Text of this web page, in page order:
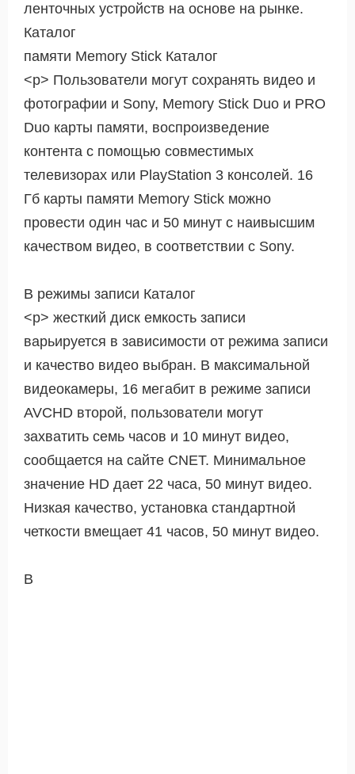
ленточных устройств на основе на рынке.
Каталог
памяти Memory Stick Каталог
<р> Пользователи могут сохранять видео и
фотографии и Sony, Memory Stick Duo и PRO
Duo карты памяти, воспроизведение
контента с помощью совместимых
телевизорах или PlayStation 3 консолей. 16
Гб карты памяти Memory Stick можно
провести один час и 50 минут с наивысшим
качеством видео, в соответствии с Sony.
В режимы записи Каталог
<р> жесткий диск емкость записи
варьируется в зависимости от режима записи
и качество видео выбран. В максимальной
видеокамеры, 16 мегабит в режиме записи
AVCHD второй, пользователи могут
захватить семь часов и 10 минут видео,
сообщается на сайте CNET. Минимальное
значение HD дает 22 часа, 50 минут видео.
Низкая качество, установка стандартной
четкости вмещает 41 часов, 50 минут видео.
В